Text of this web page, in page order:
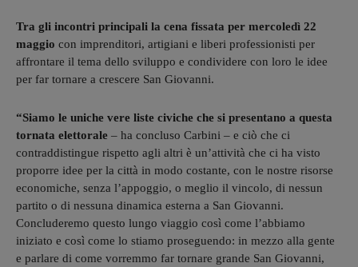
Tra gli incontri principali la cena fissata per mercoledì 22
maggio con imprenditori, artigiani e liberi professionisti per
affrontare il tema dello sviluppo e condividere con loro le idee
per far tornare a crescere San Giovanni.
“Siamo le uniche vere liste civiche che si presentano a questa
tornata elettorale – ha concluso Carbini – e ciò che ci
contraddistingue rispetto agli altri è un’attività che ci ha visto
proporre idee per la città in modo costante, con le nostre risorse
economiche, senza l’appoggio, o meglio il vincolo, di nessun
partito o di nessuna dinamica esterna a San Giovanni.
Concluderemo questo lungo viaggio così come l’abbiamo
iniziato e così come lo stiamo proseguendo: in mezzo alla gente
e parlare di come vorremmo far tornare grande San Giovanni,